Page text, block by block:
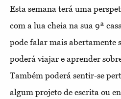
Esta semana terá uma
com a lua cheia na sua 9ª
pode falar mais abertamente
poderá viajar e aprender
Também poderá sentir-se
algum projeto de escrita ou